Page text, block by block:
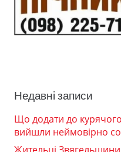
Недавні записи
Що додати до
вийшли неймовірно